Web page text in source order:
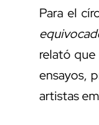
Para el
relató que
ensayos,
artistas